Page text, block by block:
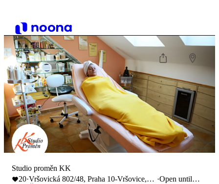
Studio proměn KK
20·Vršovická 802/48, Praha 10-Vršovice,
·Open until